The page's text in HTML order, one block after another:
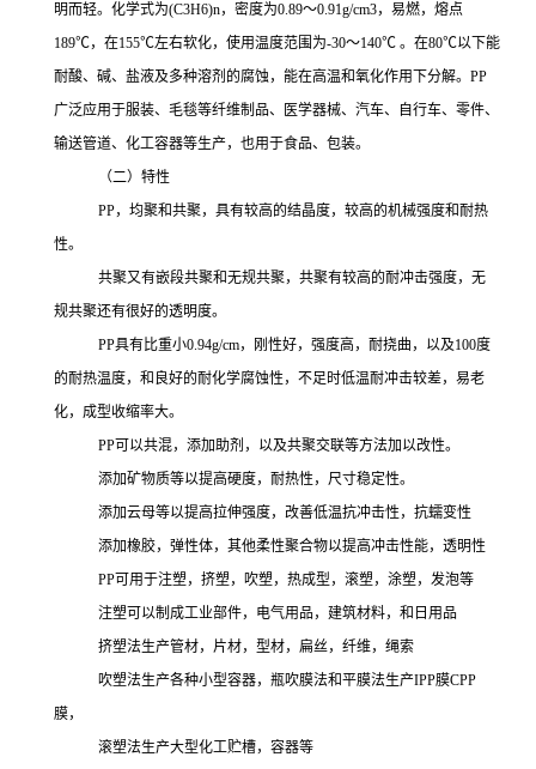
明而轻。化学式为(C3H6)n，密度为0.89～0.91g/cm3，易燃，熔点
189℃，在155℃左右软化，使用温度范围为-30～140℃ 。在80℃以下能
耐酸、碱、盐液及多种溶剂的腐蚀，能在高温和氧化作用下分解。 PP
广泛应用于服装、毛毯等纤维制品、医学器械、汽车、自行车、零件、
输送管道、化工容器等生产，也用于食品、包装。
（二）特性
PP，均聚和共聚，具有较高的结晶度，较高的机械强度和耐热
性。
共聚又有嵌段共聚和无规共聚，共聚有较高的耐冲击强度，无
规共聚还有很好的透明度。
PP具有比重小0.94g/cm，刚性好，强度高，耐挠曲，以及100度
的耐热温度，和良好的耐化学腐蚀性，不足时低温耐冲击较差，易老
化，成型收缩率大。
PP可以共混，添加助剂，以及共聚交联等方法加以改性。
添加矿物质等以提高硬度，耐热性，尺寸稳定性。
添加云母等以提高拉伸强度，改善低温抗冲击性，抗蠕变性
添加橡胶，弹性体，其他柔性聚合物以提高冲击性能，透明性
PP可用于注塑，挤塑，吹塑，热成型，滚塑，涂塑，发泡等
注塑可以制成工业部件，电气用品，建筑材料，和日用品
挤塑法生产管材，片材，型材，扁丝，纤维，绳索
吹塑法生产各种小型容器，瓶吹膜法和平膜法生产IPP膜CPP
膜，
滚塑法生产大型化工贮槽，容器等